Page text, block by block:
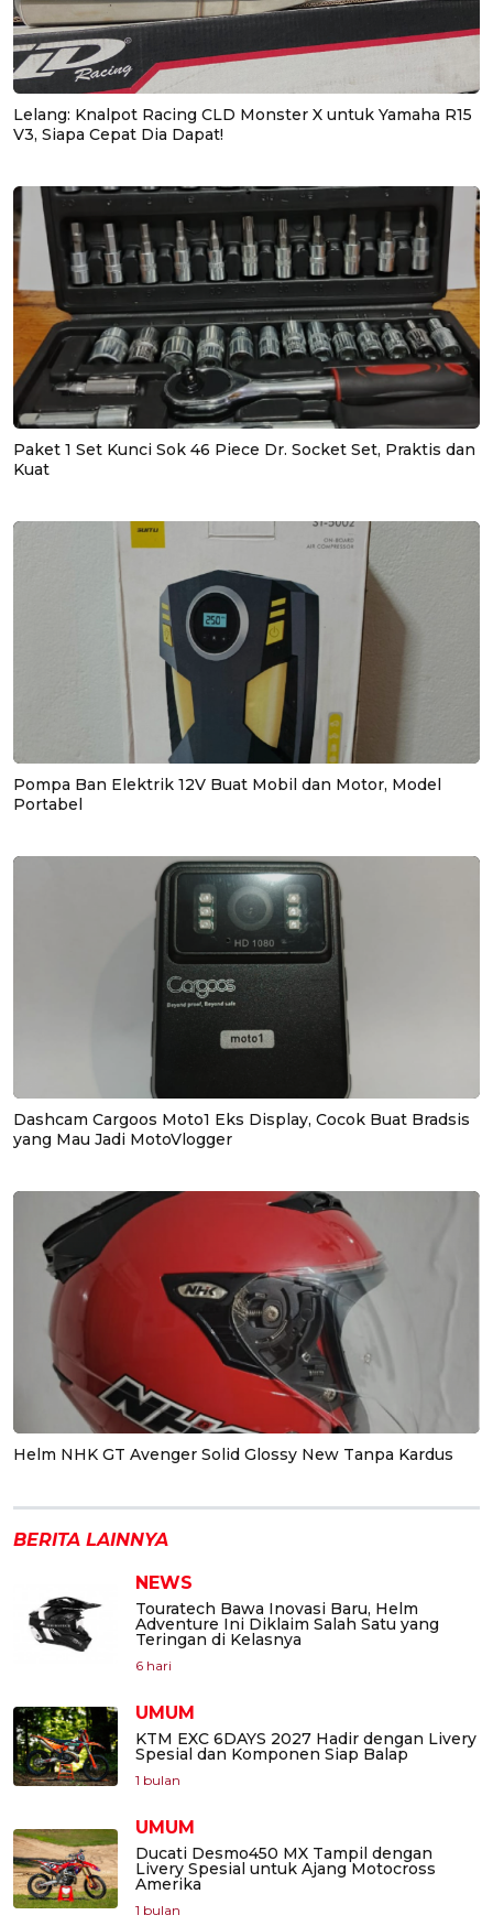
Lelang: Knalpot Racing CLD Monster X untuk Yamaha R15
V3, Siapa Cepat Dia Dapat!
Paket 1 Set Kunci Sok 46 Piece Dr. Socket Set, Praktis dan
Kuat
Pompa Ban Elektrik 12V Buat Mobil dan Motor, Model
Portabel
Dashcam Cargoos Moto1 Eks Display, Cocok Buat Bradsis
yang Mau Jadi MotoVlogger
Helm NHK GT Avenger Solid Glossy New Tanpa Kardus
BERITA LAINNYA
NEWS
Touratech Bawa Inovasi Baru, Helm
Adventure Ini Diklaim Salah Satu yang
Teringan di Kelasnya
6 hari
UMUM
KTM EXC 6DAYS 2027 Hadir dengan Livery
Spesial dan Komponen Siap Balap
1 bulan
UMUM
Ducati Desmo450 MX Tampil dengan
Livery Spesial untuk Ajang Motocross
Amerika
1 bulan